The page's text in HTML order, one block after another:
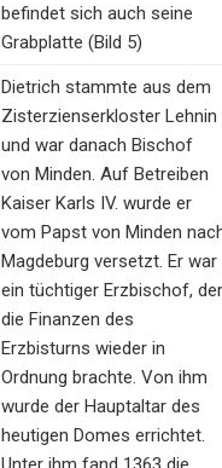
befindet sich auch seine
Grabplatte (Bild 5)
Dietrich stammte aus dem
Zisterzienserkloster Lehnin
und war danach Bischof
von Minden. Auf Betreiben
Kaiser Karls IV. wurde er
vom Papst von Minden
Magdeburg versetzt. Er war
ein tüchtiger Erzbischof, der
die Finanzen des
Erzbisturns wieder in
Ordnung brachte. Von ihm
wurde der Hauptaltar des
heutigen Domes errichtet.